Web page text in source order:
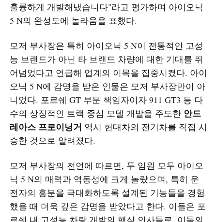
훌륭하게 개발해냈습니다"라고 평가하며 아이오닉
5 N의 완성도에 놀라움을 표했다.
모저 부사장은 특히 아이오닉 5 N이 전통적인 고성
능 브랜드가 아닌 타 브랜드 차량에 대한 기대를 뛰
어넘었다고 언급해 업계의 이목을 집중시켰다. 아이
오닉 5 N에 감명을 받은 인물은 모저 부사장만이 아
니었다. 포르쉐 GT 부문 책임자이자 911 GT3 등 다
수의 상징적인 트랙 중심 모델 개발을 주도한 안드
레아스 프로이닝거 역시 현대차의 전기차를 직접 시
승한 것으로 알려졌다.
모저 부사장의 전언에 따르면, 두 임원 모두 아이오
닉 5 N의 매력과 역동성에 크게 놀랐으며, 특히 운
전자의 흥분을 극대화하도록 설계된 기능들을 경험
했을 때 더욱 깊은 감명을 받았다고 한다. 이들은 포
르쉐 내 고성능 차량 개발의 핵심 인사들로, 이들의